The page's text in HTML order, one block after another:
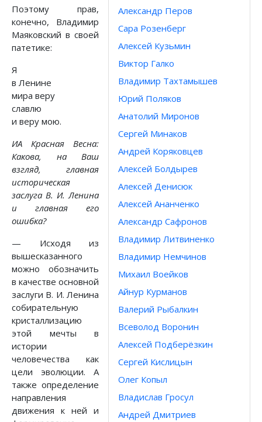
Александр Перов
Сара Розенберг
Алексей Кузьмин
Виктор Галко
Владимир Тахтамышев
Юрий Поляков
Анатолий Миронов
Сергей Минаков
Андрей Коряковцев
Алексей Болдырев
Алексей Денисюк
Алексей Ананченко
Александр Сафронов
Владимир Литвиненко
Владимир Немчинов
Михаил Воейков
Айнур Курманов
Валерий Рыбалкин
Всеволод Воронин
Алексей Подберёзкин
Сергей Кислицын
Олег Копыл
Владислав Гросул
Андрей Дмитриев
Поэтому прав,
конечно, Владимир
Маяковский в своей
патетике:
Я
в Ленине
мира веру
славлю
и веру мою.
ИА Красная Весна:
Какова, на Ваш
взгляд, главная
историческая
заслуга В. И. Ленина
и главная его
ошибка?
— Исходя из
вышесказанного
можно обозначить
в качестве основной
заслуги В. И. Ленина
собирательную
кристаллизацию
этой мечты в
истории
человечества как
цели эволюции. А
также определение
направления
движения к ней и